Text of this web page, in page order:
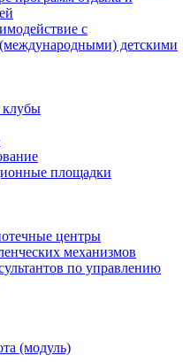
с
детскими
площадки
центры
механизмов
по управлению
(модуль)